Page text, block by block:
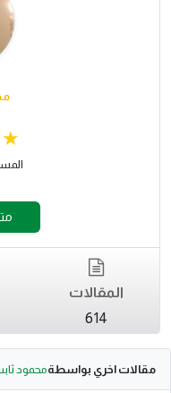
المقالات
614
مقالات اخري بواسطةمحمود